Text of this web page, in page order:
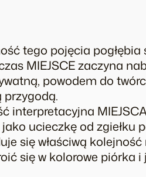
tego pojęcia
MIEJSCE zaczyna
powodem do
interpretacyjna
ucieczkę od zgiełku
się właściwą
się w kolorowe piórka